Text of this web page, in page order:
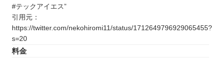
#テックアイエス”
引用元：
https://twitter.com/nekohiromi11/status/1712649796929065455?
s=20
料金